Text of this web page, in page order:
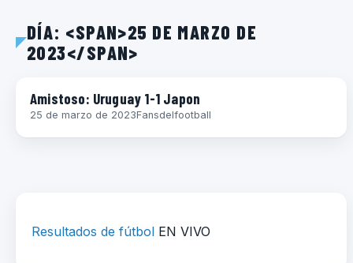
DÍA: <SPAN>25 DE MARZO DE
2023</SPAN>
FÚTBOL INTERNACIONAL
Amistoso: Uruguay 1-1 Japon
25 de marzo de 2023Fansdelfootball
Resultados de fútbol EN VIVO